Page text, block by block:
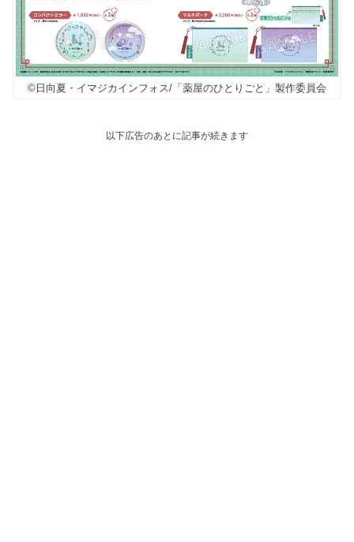
©日向夏・イマジカインフォス/「薬屋のひとりごと」製作委員会
以下広告のあとに記事が続きます